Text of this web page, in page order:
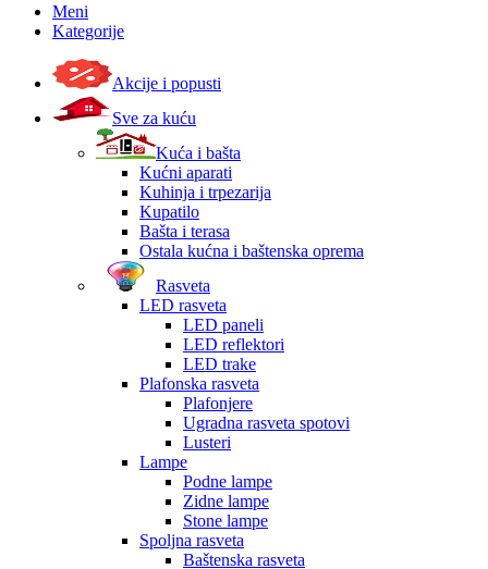
Meni
Kategorije
Akcije i popusti
Sve za kuću
Kuća i bašta
Kućni aparati
Kuhinja i trpezarija
Kupatilo
Bašta i terasa
Ostala kućna i baštenska oprema
Rasveta
LED rasveta
LED paneli
LED reflektori
LED trake
Plafonska rasveta
Plafonjere
Ugradna rasveta spotovi
Lusteri
Lampe
Podne lampe
Zidne lampe
Stone lampe
Spoljna rasveta
Baštenska rasveta